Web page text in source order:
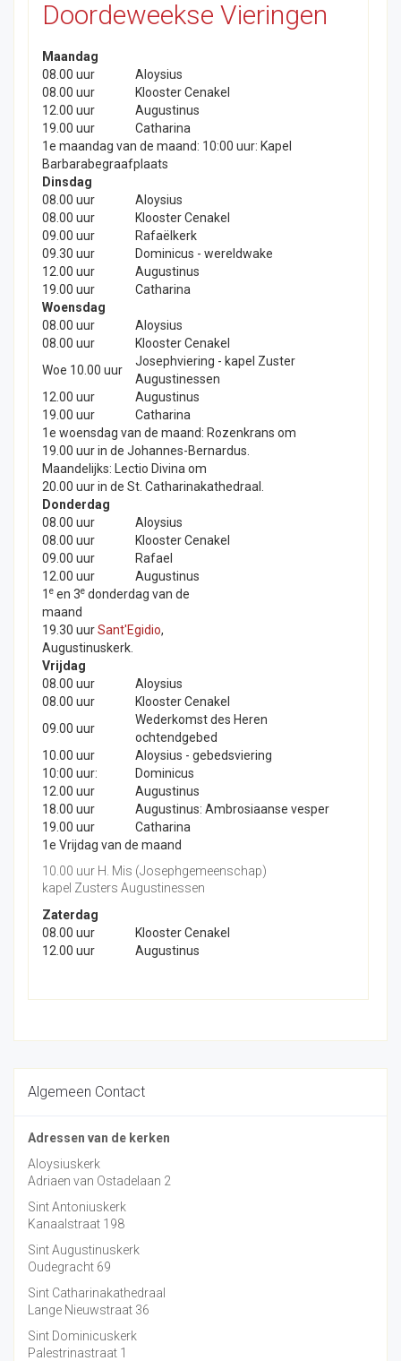
Doordeweekse Vieringen
Maandag
08.00 uur
Aloysius
08.00 uur
Klooster Cenakel
12.00 uur
Augustinus
19.00 uur
Catharina
1e maandag van de maand: 10:00 uur: Kapel
Barbarabegraafplaats
Dinsdag
08.00 uur
Aloysius
08.00 uur
Klooster Cenakel
09.00 uur
Rafaëlkerk
09.30 uur
Dominicus - wereldwake
12.00 uur
Augustinus
19.00 uur
Catharina
Woensdag
08.00 uur
Aloysius
08.00 uur
Klooster Cenakel
Woe 10.00 uur
Josephviering - kapel Zuster
Augustinessen
12.00 uur
Augustinus
19.00 uur
Catharina
1e woensdag van de maand: Rozenkrans om
19.00 uur in de Johannes-Bernardus.
Maandelijks: Lectio Divina om
20.00 uur in de St. Catharinakathedraal.
Donderdag
08.00 uur
Aloysius
08.00 uur
Klooster Cenakel
09.00 uur
Rafael
12.00 uur
Augustinus
1 e en 3e donderdag van de
maand
19.30 uurSant'Egidio,
Augustinuskerk.
Vrijdag
08.00 uur
Aloysius
08.00 uur
Klooster Cenakel
09.00 uur
Wederkomst des Heren
ochtendgebed
10.00 uur
Aloysius - gebedsviering
10:00 uur:
Dominicus
12.00 uur
Augustinus
18.00 uur
Augustinus: Ambrosiaanse vesper
19.00 uur
Catharina
1e Vrijdag van de maand
10.00 uur H. Mis (Josephgemeenschap)
kapel Zusters Augustinessen
Zaterdag
08.00 uur
Klooster Cenakel
12.00 uur
Augustinus
Algemeen Contact
Adressen van de kerken
Aloysiuskerk
Adriaen van Ostadelaan 2
Sint Antoniuskerk
Kanaalstraat 198
Sint Augustinuskerk
Oudegracht 69
Sint Catharinakathedraal
Lange Nieuwstraat 36
Sint Dominicuskerk
Palestrinastraat 1